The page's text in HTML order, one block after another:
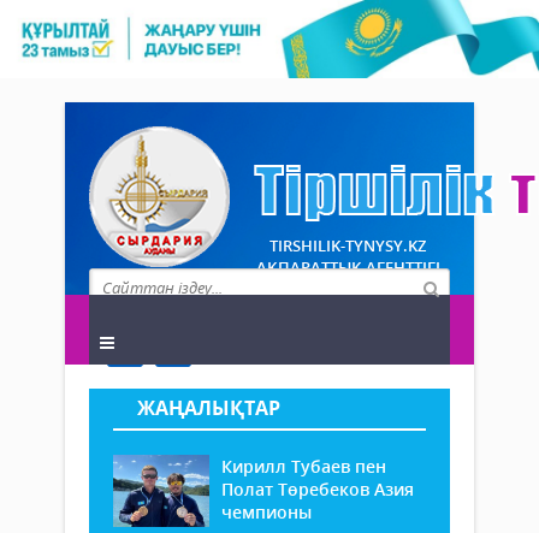
TIRSHILIK-TYNYSY.KZ
АҚПАРАТТЫҚ АГЕНТТІГІ
ЖАҢАЛЫҚТАР
Кирилл Тубаев пен
Полат Төребеков Азия
чемпионы